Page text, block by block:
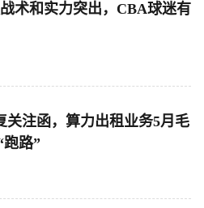
术和实力突出，CBA球迷有
关注函，算力出租业务5月毛
跑路”